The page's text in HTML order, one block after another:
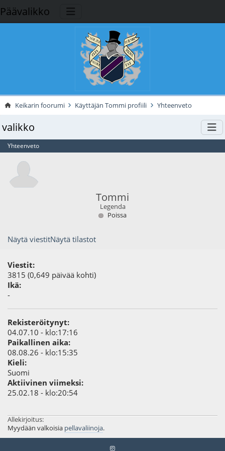
Päävalikko
Keikarin foorumi Käyttäjän Tommi profiili Yhteenveto
valikko
Yhteenveto
Tommi
Legenda
Poissa
Näytä viestitNäytä tilastot
Viestit:
3815 (0,649 päivää kohti)
Ikä:
-
Rekisteröitynyt:
04.07.10 - klo:17:16
Paikallinen aika:
08.08.26 - klo:15:35
Kieli:
Suomi
Aktiivinen viimeksi:
25.02.18 - klo:20:54
Allekirjoitus:
Myydään valkoisia pellavaliinoja.